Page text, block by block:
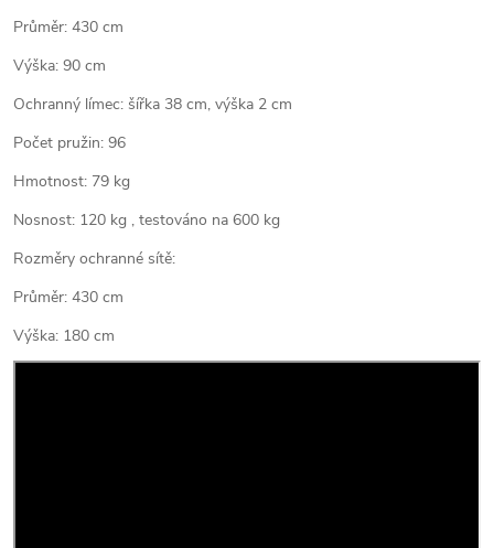
Průměr: 430 cm
Výška: 90 cm
Ochranný límec: šířka 38 cm, výška 2 cm
Počet pružin: 96
Hmotnost: 79 kg
Nosnost: 120 kg , testováno na 600 kg
Rozměry ochranné sítě:
Průměr: 430 cm
Výška: 180 cm